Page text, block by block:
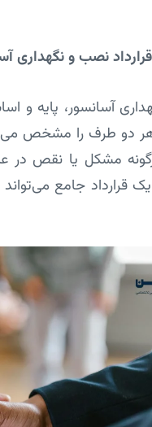
نصب و نگهداری
آسانسور، پایه و
دو طرف را مشخص
مشکل یا نقص در
یک قرارداد جامع